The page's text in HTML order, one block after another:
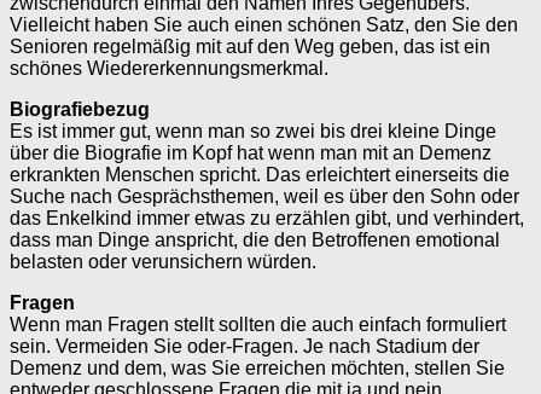
Vielleicht haben Sie auch einen schönen Satz, den Sie den
Senioren regelmäßig mit auf den Weg geben, das ist ein
schönes Wiedererkennungsmerkmal.
Biografiebezug
Es ist immer gut, wenn man so zwei bis drei kleine Dinge
über die Biografie im Kopf hat wenn man mit an Demenz
erkrankten Menschen spricht. Das erleichtert einerseits die
Suche nach Gesprächsthemen, weil es über den Sohn oder
das Enkelkind immer etwas zu erzählen gibt, und verhindert,
dass man Dinge anspricht, die den Betroffenen emotional
belasten oder verunsichern würden.
Fragen
Wenn man Fragen stellt sollten die auch einfach formuliert
sein. Vermeiden Sie oder-Fragen. Je nach Stadium der
Demenz und dem, was Sie erreichen möchten, stellen Sie
entweder geschlossene Fragen die mit ja und nein